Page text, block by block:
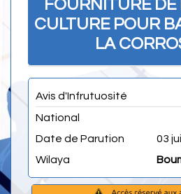
FOURNITURE DE
CULTURE POUR
LA
Avis d'Infrutuosité
National
Date de Parution
03
Wilaya